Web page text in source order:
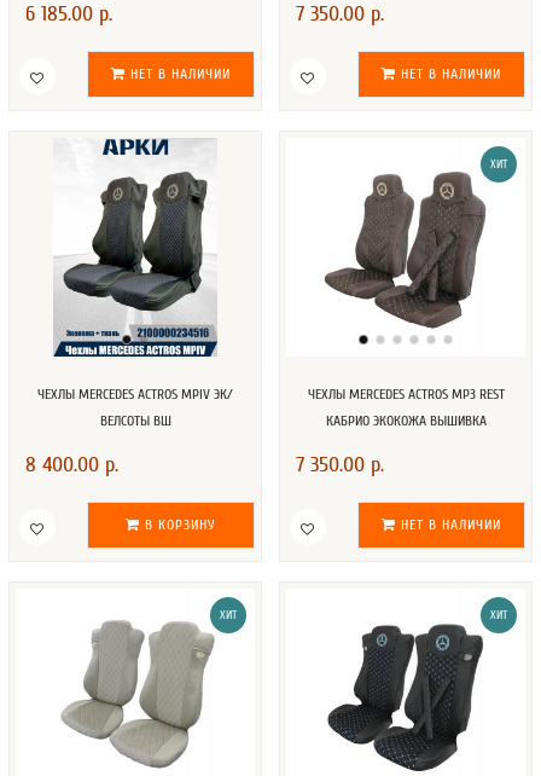
6 185.00 р.
НЕТ В НАЛИЧИИ
7 350.00 р.
НЕТ В НАЛИЧИИ
ЧЕХЛЫ MERCEDES ACTROS MPIV ЭК/
ВЕЛСОТЫ ВШ
8 400.00 р.
В КОРЗИНУ
ХИТ
ЧЕХЛЫ MERCEDES ACTROS MP3 REST
КАБРИО ЭКОКОЖА ВЫШИВКА
7 350.00 р.
НЕТ В НАЛИЧИИ
ХИТ ХИТ